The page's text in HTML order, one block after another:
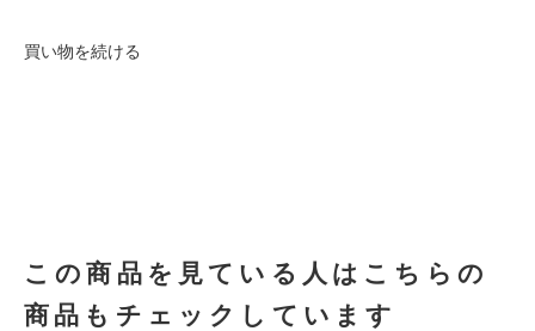
買い物を続ける
この商品を見ている人はこちらの
商品もチェックしています